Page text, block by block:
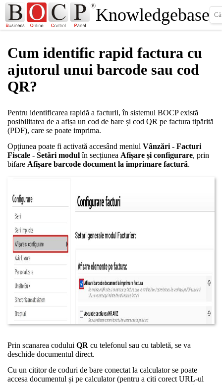
Knowledgebase
Cum identific rapid factura cu
ajutorul unui barcode sau cod
QR?
Pentru identificarea rapidă a facturii, în sistemul BOCP există
posibilitatea de a afișa un cod de bare și cod QR pe factura tipărită
(PDF), care se poate imprima.
Opțiunea poate fi activată accesând meniul Vânzări - Facturi
Fiscale - Setări modulîn secțiunea Afișare și configurare, prin
bifare Afișare barcode document la imprimare factură.
Prin scanarea codului QR cu telefonul sau cu tabletă, se va
deschide documentul direct.
Cu un cititor de coduri de bare conectat la calculator se poate
accesa documentul și pe calculator (pentru a citi corect URL-ul